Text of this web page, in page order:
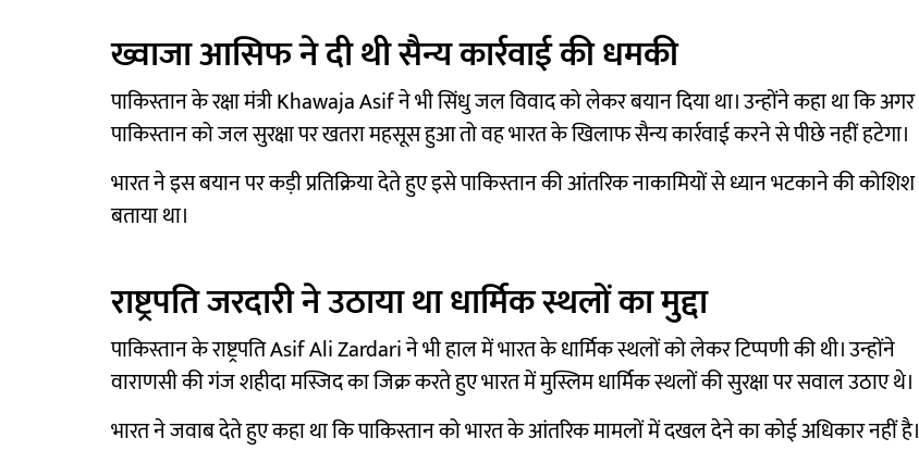
ख्वाजा आसिफ ने दी थी सैन्य कार्रवाई की धमकी
पाकिस्तान के रक्षा मंत्री Khawaja Asif ने भी सिंधु जल विवाद को लेकर बयान दिया था। उन्होंने कहा था कि अगर
पाकिस्तान को जल सुरक्षा पर खतरा महसूस हुआ तो वह भारत के खिलाफ सैन्य कार्रवाई करने से पीछे नहीं हटेगा।
भारत ने इस बयान पर कड़ी प्रतिक्रिया देते हुए इसे पाकिस्तान की आंतरिक नाकामियों से ध्यान भटकाने की कोशिश
बताया था।
राष्ट्रपति जरदारी ने उठाया था धार्मिक स्थलों का मुद्दा
पाकिस्तान के राष्ट्रपति Asif Ali Zardari ने भी हाल में भारत के धार्मिक स्थलों को लेकर टिप्पणी की थी। उन्होंने
वाराणसी की गंज शहीदा मस्जिद का जिक्र करते हुए भारत में मुस्लिम धार्मिक स्थलों की सुरक्षा पर सवाल उठाए थे।
भारत ने जवाब देते हुए कहा था कि पाकिस्तान को भारत के आंतरिक मामलों में दखल देने का कोई अधिकार नहीं है।